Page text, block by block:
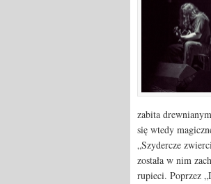
zabita
się wtedy
„Szydercze
została w nim
rupieci. Poprzez